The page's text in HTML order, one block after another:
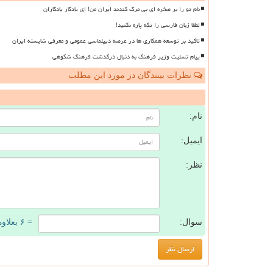
نام تو را بر صخره ای بی مرگ کندند ایران من! ای یادگار یادگاران
لطفا زبان فارسی را تکه پاره نکنید!
تاکید بر توسعه همکاری ها در عرصه دیپلماسی عمومی و معرفی شایسته ایران
پیام تسلیت وزیر فرهنگ به دنبال درگذشت فرهنگ شکوهی
نظرات بینندگان در مورد این مطلب
نام:
ایمیل:
نظر:
سوال: = ۶ بعلاوه ۳